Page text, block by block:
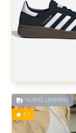
HURTIG LEVERING
4.7